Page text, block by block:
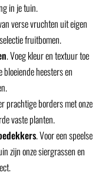
in je tuin.
verse vruchten uit eigen
fruitbomen.
. Voeg kleur en textuur toe
bloeiende heesters en
prachtige borders met onze
vaste planten.
. Voor een speelse
zijn onze siergrassen en